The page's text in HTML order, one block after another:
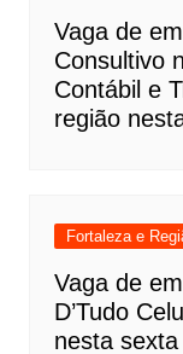
Vaga de
Consultivo
Contábil e
região
Fortaleza e
Vaga de
D’Tudo
nesta